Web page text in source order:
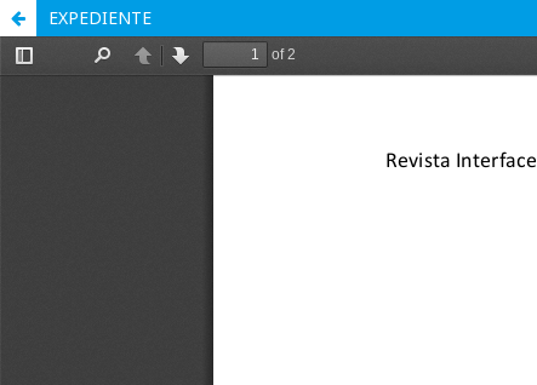
EXPEDIENTE